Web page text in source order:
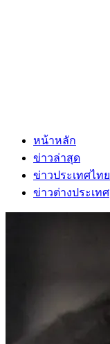
หน้าหลัก
ข่าวล่าสุด
ข่าวประเทศไทย
ข่าวต่างประเทศ